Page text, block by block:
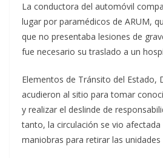
La conductora del automóvil
lugar por paramédicos de ARUM,
que no presentaba lesiones de
fue necesario su traslado a un
Elementos de Tránsito del Estado,
acudieron al sitio para tomar
y realizar el deslinde de
tanto, la circulación se vio afectada
maniobras para retirar las unidades